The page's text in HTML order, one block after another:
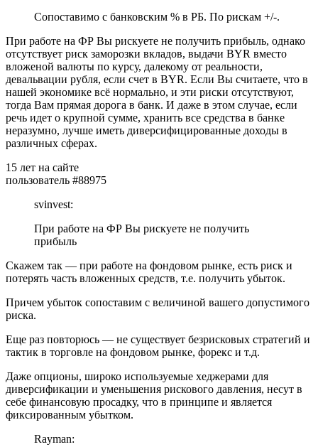
Сопоставимо с банковским % в РБ. По рискам +/-.
При работе на ФР Вы рискуете не получить прибыль, однако
отсутствует риск заморозки вкладов, выдачи BYR вместо
вложеной валюты по курсу, далекому от реальности,
девальвации рубля, если счет в BYR. Если Вы считаете, что в
нашей экономике всё нормально, и эти риски отсутствуют,
тогда Вам прямая дорога в банк. И даже в этом случае, если
речь идет о крупной сумме, хранить все средства в банке
неразумно, лучше иметь диверсифицированные доходы в
различных сферах.
15 лет на сайте
пользователь #88975
svinvest:
При работе на ФР Вы рискуете не получить
прибыль
Скажем так — при работе на фондовом рынке, есть риск и
потерять часть вложенных средств, т.е. получить убыток.
Причем убыток сопоставим с величиной вашего допустимого
риска.
Еще раз повторюсь — не существует безрисковых стратегий и
тактик в торговле на фондовом рынке, форекс и т.д.
Даже опционы, широко используемые хеджерами для
диверсификации и уменьшения рискового давления, несут в
себе финансовую просадку, что в принципе и является
фиксированным убытком.
Rayman: